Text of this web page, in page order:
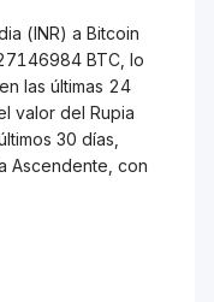
(INR) a Bitcoin
BTC, lo
las últimas 24
valor del Rupia
30 días,
Ascendente, con